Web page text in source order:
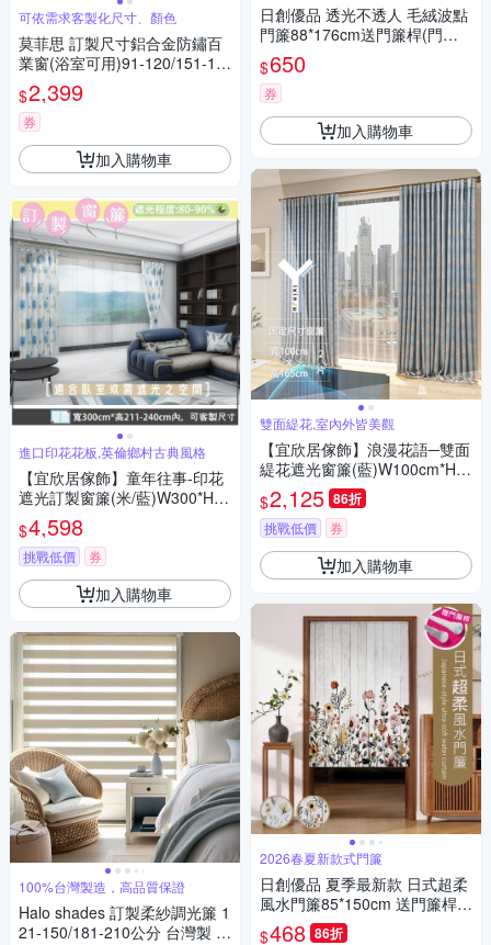
可依需求客製化尺寸、顏色
莫菲思 訂製尺寸鋁合金防鏽百
業窗(浴室可用)91-120/151-18
0台灣製
$2,399
券
加入購物車
進口印花花板,英倫鄉村古典風格
【宜欣居傢飾】童年往事-印花
遮光訂製窗簾(米/藍)W300*H21
1-240cm以內*2片/台灣製
$4,598
挑戰低價 券
加入購物車
100%台灣製造，高品質保證
Halo shades 訂製柔紗調光簾 1
21-150/181-210公分 台灣製 客
日創優品 透光不透人 毛絨波點
門簾88*176cm送門簾桿(門簾/
長門簾/隔簾/穿桿窗簾/短簾/咖
啡簾)
$650
券
加入購物車
雙面緹花,室內外皆美觀
【宜欣居傢飾】浪漫花語─雙面
緹花遮光窗簾(藍)W100cm*H1
65cm*2片/遮光/摺景/半腰窗簾/
台灣製MIT
$2,125 86折
挑戰低價 券
加入購物車
2026春夏新款式門簾
日創優品 夏季最新款 日式超柔
風水門簾85*150cm 送門簾桿
(門簾/風水簾/長門簾/紗簾/拉簾/
$468 86折